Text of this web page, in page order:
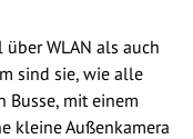
WLAN als auch
sind sie, wie alle
Busse, mit einem
kleine Außenkamera